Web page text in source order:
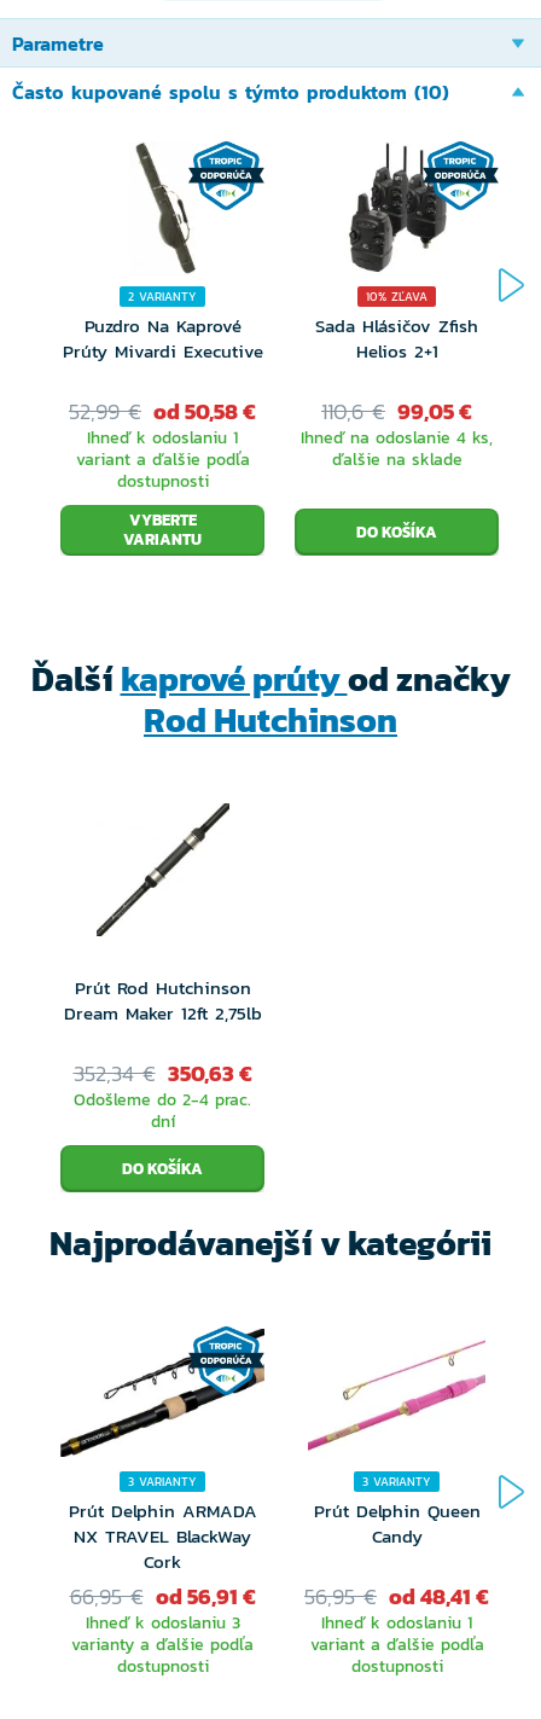
Je jedno, či ste začiatočník alebo expert, doprajte
si vždy do najlepší! Rod Hutchinson vie, ako Vám
môže vždy ponúknuť to najlepšie! Srdečne vítame
Tenký blank z karbónu 24 T
Ľahko matovaný vzhľad
Skrátená rukoväť s eloxovanými hliníkovými
krúžkami
Držiak navijaka DPS18 Gunsmoke
Dvojitá očká SX
Čierne ovinutie so zeleným zdobením
Parametre
Často kupované spolu s týmto produktom (10)
2 VARIANTY
Puzdro Na Kaprové
Prúty Mivardi Executive
52,99 € od 50,58 €
Ihneď k odoslaniu 1
variant a ďalšie podľa
dostupnosti
VYBERTE
VARIANTU
10% ZĽAVA
Sada Hlásičov Zfish
Helios 2+1
110,6 € 99,05 €
Ihneď na odoslanie 4 ks,
ďalšie na sklade
Ďalšíkaprové prútyod značky
Rod Hutchinson
Prút Rod Hutchinson
Dream Maker 12ft 2,75lb
352,34 € 350,63 €
Odošleme do 2-4 prac.
dní
Najprodávanejší v kategórii
3 VARIANTY
Prút Delphin ARMADA
NX TRAVEL BlackWay
Cork
66,95 € od 56,91 €
Ihneď k odoslaniu 3
varianty a ďalšie podľa
dostupnosti
3 VARIANTY
Prút Delphin Queen
Candy
56,95 € od 48,41 €
Ihneď k odoslaniu 1
variant a ďalšie podľa
dostupnosti